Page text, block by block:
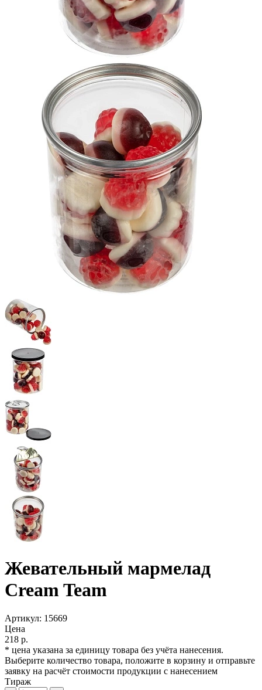
Жевательный мармелад
Cream Team
Артикул: 15669
Цена
218 р.
* цена указана за единицу товара без учёта нанесения.
Выберите количество товара, положите в корзину и отправьте
заявку на расчёт стоимости продукции с нанесением
Тираж